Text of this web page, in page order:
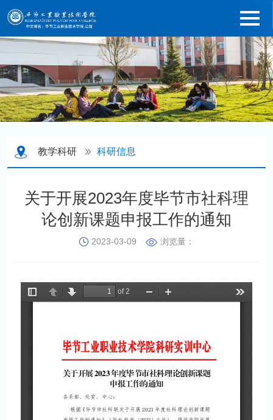
教学科研 科研信息
关于开展2023年度毕节市社科理
论创新课题申报工作的通知
2023-03-09 浏览量：